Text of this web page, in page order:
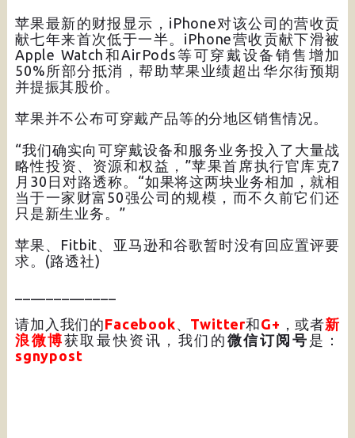
苹果最新的财报显示，iPhone对该公司的营收贡
献七年来首次低于一半。iPhone营收贡献下滑被
Apple Watch和AirPods等可穿戴设备销售增加
50%所部分抵消，帮助苹果业绩超出华尔街预期
并提振其股价。
苹果并不公布可穿戴产品等的分地区销售情况。
“我们确实向可穿戴设备和服务业务投入了大量战
略性投资、资源和权益，”苹果首席执行官库克7
月30日对路透称。“如果将这两块业务相加，就相
当于一家财富50强公司的规模，而不久前它们还
只是新生业务。”
苹果、Fitbit、亚马逊和谷歌暂时没有回应置评要
求。(路透社)
请加入我们的Facebook、 Twitter和G+ ，或者新
浪微博获取最快资讯，我们的 微信订阅号 是：
sgnypost